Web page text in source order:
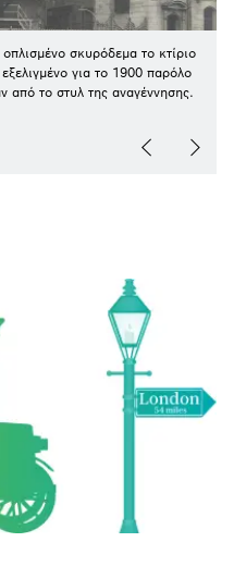
σκυρόδεμα το κτίριο
για το 1900 παρόλο
από το στυλ της αναγέννησης.